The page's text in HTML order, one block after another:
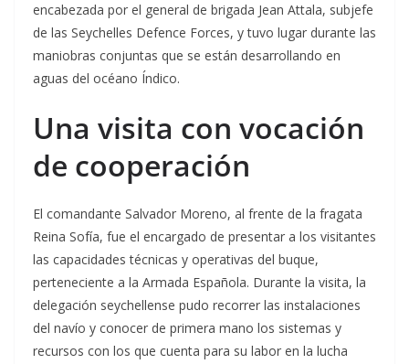
encabezada por el general de brigada Jean Attala, subjefe
de las Seychelles Defence Forces, y tuvo lugar durante las
maniobras conjuntas que se están desarrollando en
aguas del océano Índico.
Una visita con vocación
de cooperación
El comandante Salvador Moreno, al frente de la fragata
Reina Sofía, fue el encargado de presentar a los visitantes
las capacidades técnicas y operativas del buque,
perteneciente a la Armada Española. Durante la visita, la
delegación seychellense pudo recorrer las instalaciones
del navío y conocer de primera mano los sistemas y
recursos con los que cuenta para su labor en la lucha